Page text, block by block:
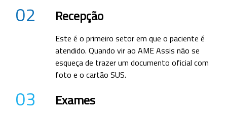
02 Recepção
Este é o primeiro setor em que o paciente é
atendido. Quando vir ao AME Assis não se
esqueça de trazer um documento oficial com
foto e o cartão SUS.
03 Exames